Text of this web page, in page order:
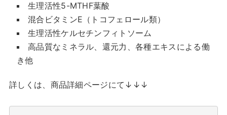
生理活性5-MTHF葉酸
混合ビタミンE（トコフェロール類）
生理活性ケルセチンフィトソーム
高品質なミネラル、還元力、各種エキスによる働
き他
詳しくは、商品詳細ページにて↓↓↓